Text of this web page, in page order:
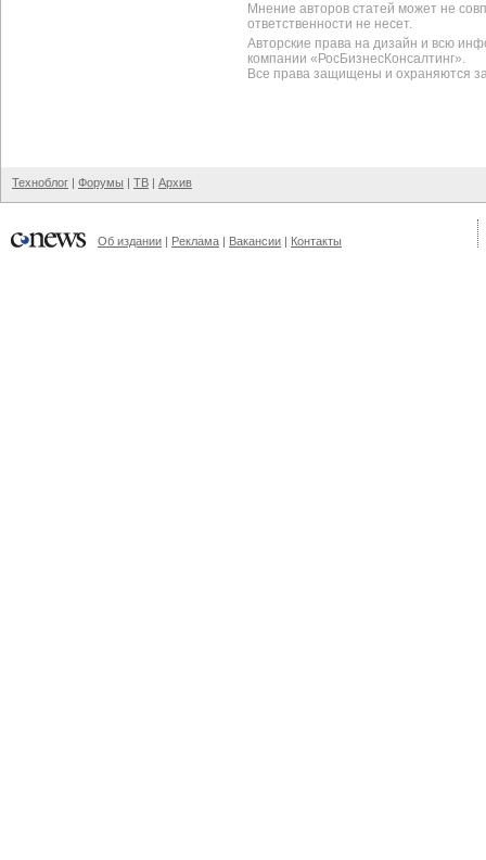
Мнение авторов статей может не
ответственности не несет.
Авторские права на дизайн и всю
компании «РосБизнесКонсалтинг».
Все права защищены и охраняются
Техноблог | Форумы | ТВ | Архив
Об издании | Реклама | Вакансии | Контакты